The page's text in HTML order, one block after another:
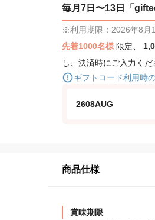
毎月7日〜13日「
※利用期限：2026年8月
先着1000名様 限定、
し、決済時にご入力くだ
ギフトコード利用時
2608AUG
商品仕様
賞味期限